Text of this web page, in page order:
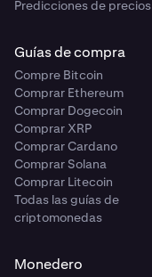
Predicciones de precios
Guías de compra
Compre Bitcoin
Comprar Ethereum
Comprar Dogecoin
Comprar XRP
Comprar Cardano
Comprar Solana
Comprar Litecoin
Todas las guías de
criptomonedas
Monedero